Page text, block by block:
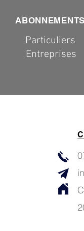
ABONNEMENTS
Particuliers
Entreprises